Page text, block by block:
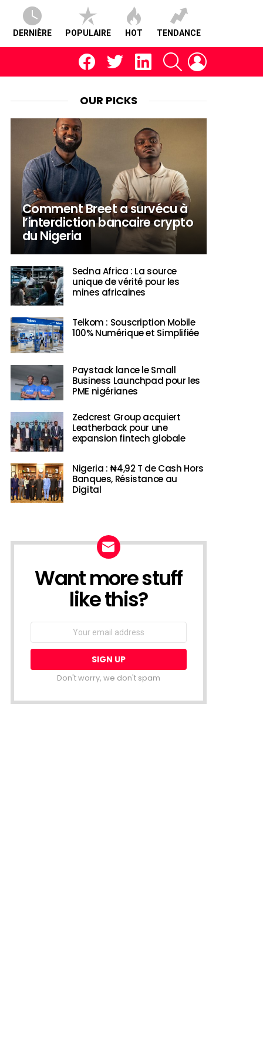
DERNIÈRE POPULAIRE HOT TENDANCE
facebooktwitter linkedin RECHERCHE
OUR PICKS
Comment Breet a survécu à
l’interdiction bancaire crypto
du Nigeria
Sedna Africa : La source
unique de vérité pour les
mines africaines
Telkom : Souscription Mobile
100% Numérique et Simplifiée
Paystack lance le Small
Business Launchpad pour les
PME nigérianes
Zedcrest Group acquiert
Leatherback pour une
expansion fintech globale
Nigeria : ₦4,92 T de Cash Hors
Banques, Résistance au
Digital
NEWSLETTER
Want more stuff
like this?
Email
Don't worry, we don't spam